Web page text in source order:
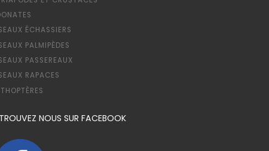
ÉCHASSIERS
PALMIPÈDES
PASSEREAUX
RAPACES
NOUS SUR FACEBOOK